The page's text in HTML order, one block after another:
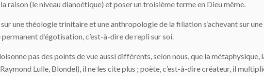
raison (le niveau dianoétique) et poser un troisième terme en Dieu même.
une théologie trinitaire et une anthropologie de la filiation s’achevant sur
d’égotisation, c’est-à-dire de repli sur soi.
pas des points de vue aussi différents, selon nous, que la métaphysique,
Lulle, Blondel), il ne les cite plus ; poète, c’est-à-dire créateur, il